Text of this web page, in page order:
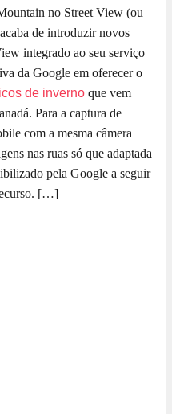
no Street View (ou
de introduzir novos
integrado ao seu serviço
da Google em oferecer o
de inverno que vem
Para a captura de
com a mesma câmera
nas ruas só que adaptada
pela Google a seguir
[…]